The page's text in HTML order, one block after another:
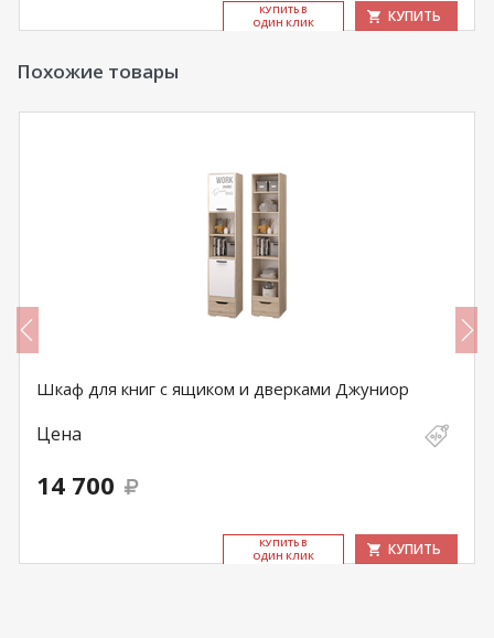
КУ­ПИТЬ В
ОДИН КЛИК
КУПИТЬ
Похожие товары
Шкаф для книг с ящиком и дверками Джуниор
Цена
14 700
КУ­ПИТЬ В
ОДИН КЛИК
КУПИТЬ